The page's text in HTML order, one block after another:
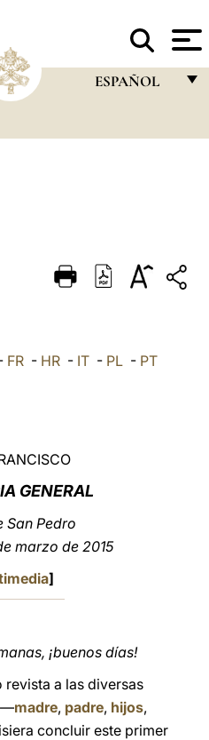
ESPAÑOL
DEUTSCH
العربيّة FR- HR- IT- PL- PT
GENERAL
San Pedro
marzo de 2015
]
¡buenos días!
revista a las diversas
—madre, padre, hijos,
concluir este primer